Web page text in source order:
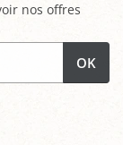
nos offres
OK